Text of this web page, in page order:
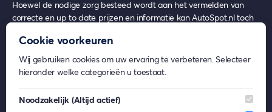
Hoewel de nodige zorg besteed wordt aan het vermelden van
correcte en up to date prijzen en informatie kan AutoSpot.nl toch
gebruik, waar echter nooit enige rechten uit ontleend kunnen
worden.
AutoSpot.nl geeft geen inhoudelijk advies over eventuele
Beeldmateriaal op AutoSpot.nl kan afkomstig zijn van externe
partijen. De rechten van deze beelden behoren toe aan de
Cookie voorkeuren
Wij gebruiken cookies om uw ervaring te verbeteren. Selecteer
hieronder welke categorieën u toestaat.
Noodzakelijk (Altijd actief)